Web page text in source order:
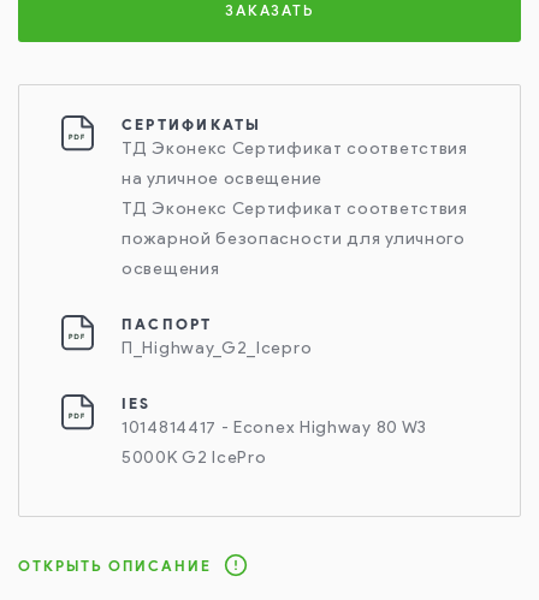
ЗАКАЗАТЬ
СЕРТИФИКАТЫ
ТД Эконекс Сертификат соответствия
на уличное освещение
ТД Эконекс Сертификат соответствия
пожарной безопасности для уличного
освещения
ПАСПОРТ
П_Highway_G2_Icepro
IES
1014814417 - Econex Highway 80 W3
5000K G2 IcePro
ОТКРЫТЬ ОПИСАНИЕ